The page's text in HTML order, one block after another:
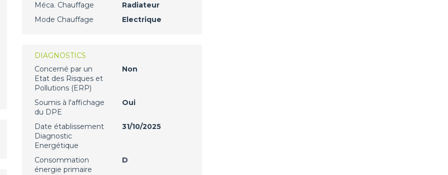
Méca. Chauffage
Radiateur
Mode Chauffage
Electrique
DIAGNOSTICS
Concerné par un
Etat des Risques et
Pollutions (ERP)
Non
Soumis à l'affichage
du DPE
Oui
Date établissement
Diagnostic
Energétique
31/10/2025
Consommation
énergie primaire
D